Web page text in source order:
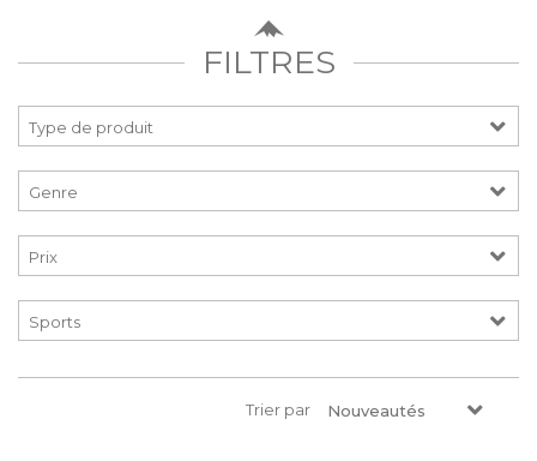
FILTRES
Prix
Trier par Nouveautés